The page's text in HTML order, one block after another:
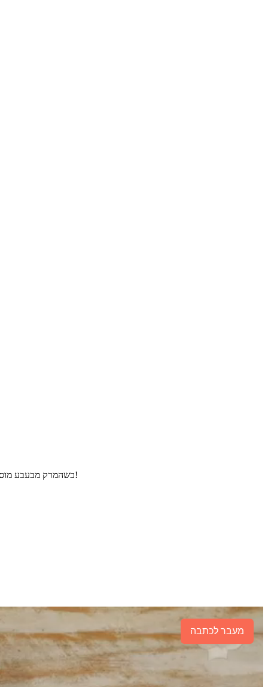
כשהמרק מבעבע מוסיפים את הגריסים והתבלינים, ומבשלים למשך כ- 30-40 דקות או עד לריכוך המרכיבים. זהו - אפשר להוסיף ירק טרי ולזלול מרק גריסים מושלם!
מעבר לכתבה